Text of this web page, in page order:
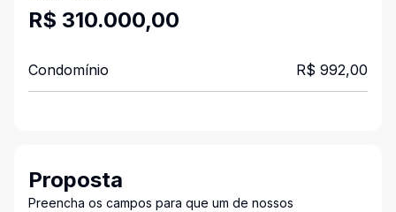
R$ 310.000,00
Condomínio R$ 992,00
Proposta
Preencha os campos para que um de nossos